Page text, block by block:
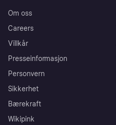
Om oss
Careers
Villkår
Presseinformasjon
Personvern
Sikkerhet
Bærekraft
Wikipink